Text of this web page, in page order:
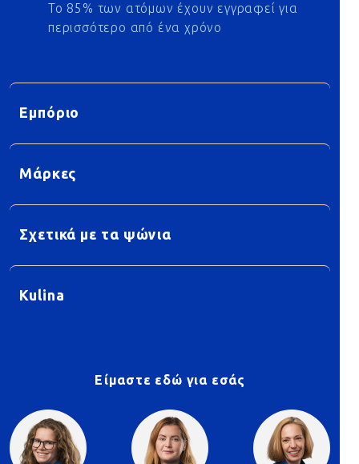
Το 85% των ατόμων έχουν εγγραφεί για
περισσότερο από ένα χρόνο
Εμπόριο
Μάρκες
Σχετικά με τα ψώνια
Kulina
Είμαστε εδώ για εσάς